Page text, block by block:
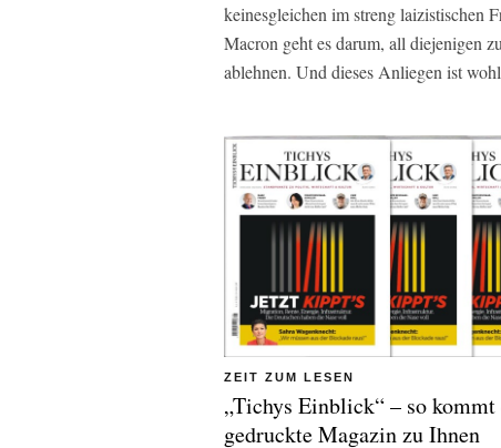
keinesgleichen im streng laizistischen
Macron geht es darum, all diejenigen
ablehnen. Und dieses Anliegen ist
ZEIT ZUM LESEN
„Tichys Einblick“ – so kommt
gedruckte Magazin zu Ihnen